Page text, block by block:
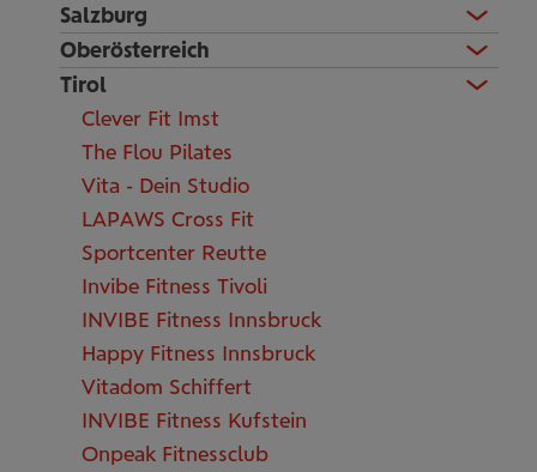
Salzburg
Oberösterreich
Tirol
Clever Fit Imst
The Flou Pilates
Vita - Dein Studio
LAPAWS Cross Fit
Sportcenter Reutte
Invibe Fitness Tivoli
INVIBE Fitness Innsbruck
Happy Fitness Innsbruck
Vitadom Schiffert
INVIBE Fitness Kufstein
Onpeak Fitnessclub